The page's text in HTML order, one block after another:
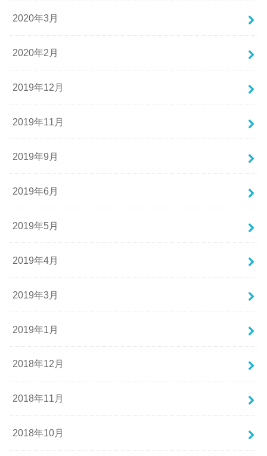
2020年3月
2020年2月
2019年12月
2019年11月
2019年9月
2019年6月
2019年5月
2019年4月
2019年3月
2019年1月
2018年12月
2018年11月
2018年10月